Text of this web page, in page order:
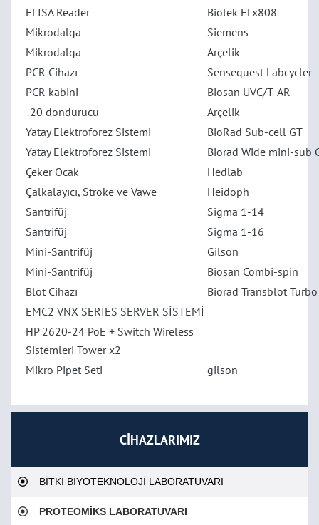
CİHAZLARIMIZ
BİTKİ BİYOTEKNOLOJİ LABORATUVARI
PROTEOMİKS LABORATUVARI
ELISA Reader
Biotek ELx808
Mikrodalga
Siemens
Mikrodalga
Arçelik
PCR Cihazı
Sensequest Labcycler
PCR kabini
Biosan UVC/T-AR
-20 dondurucu
Arçelik
Yatay Elektroforez Sistemi
BioRad Sub-cell GT
Yatay Elektroforez Sistemi
Biorad Wide mini-sub
Çeker Ocak
Hedlab
Çalkalayıcı, Stroke ve Vawe
Heidoph
Santrifüj
Sigma 1-14
Santrifüj
Sigma 1-16
Mini-Santrifüj
Gilson
Mini-Santrifüj
Biosan Combi-spin
Blot Cihazı
Biorad Transblot Turbo
EMC2 VNX SERIES SERVER SİSTEMİ
HP 2620-24 PoE + Switch Wireless
Sistemleri Tower x2
Mikro Pipet Seti
gilson